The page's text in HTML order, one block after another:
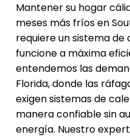
Mantener su hogar
meses más fríos en
requiere un sistema
funcione a máxima
entendemos las
Florida, donde las
exigen sistemas de
manera confiable sin
energía. Nuestro